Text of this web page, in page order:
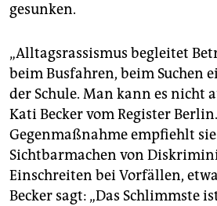
gesunken.
„Alltagsrassismus begleitet
beim Busfahren, beim Suchen
der Schule. Man kann es nicht
Kati Becker vom Register
Gegenmaßnahme empfiehlt sie
Sichtbarmachen von
Einschreiten bei Vorfällen,
Becker sagt: „Das Schlimmste